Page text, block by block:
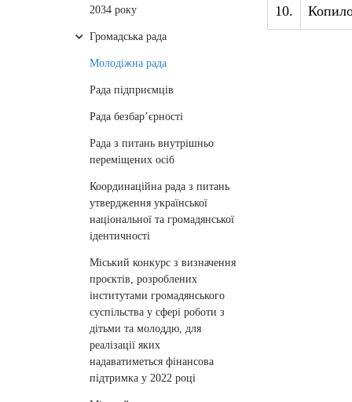
2034 року
Громадська рада
Молодіжна рада
Рада підприємців
Рада безбар’єрності
Рада з питань внутрішньо
переміщених осіб
Координаційна рада з питань
утвердження української
національної та громадянської
ідентичності
Міський конкурс з визначення
проєктів, розроблених
інститутами громадянського
суспільства у сфері роботи з
дітьми та молоддю, для
реалізації яких
надаватиметься фінансова
підтримка у 2022 році
10.